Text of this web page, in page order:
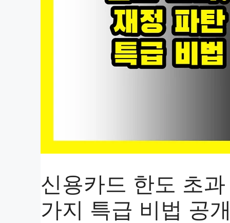
신용카드 한도 초
가지 특급 비법 공